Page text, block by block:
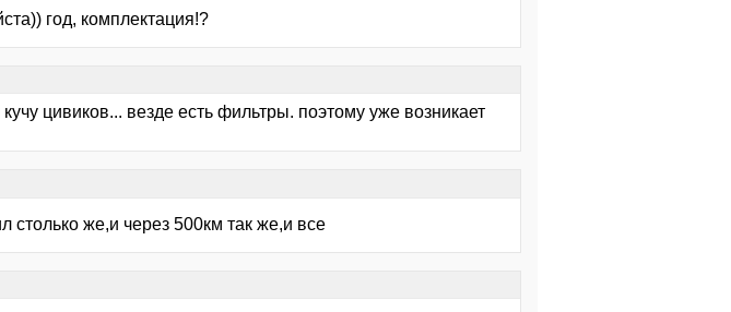
год, комплектация!?
цивиков... везде есть фильтры. поэтому уже возникает
столько же,и через 500км так же,и все